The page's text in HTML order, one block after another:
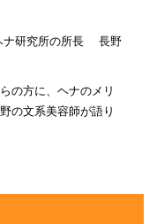
ナ研究所の所長 長野
の方に、ヘナのメリ
の文系美容師が語り